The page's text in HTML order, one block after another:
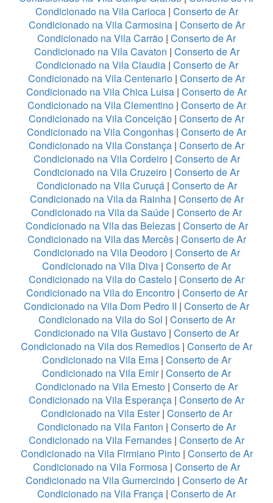
Condicionado na Vila Carioca| Conserto de Ar
Condicionado na Vila Carmosina| Conserto de Ar
Condicionado na Vila Carrão | Conserto de Ar
Condicionado na Vila Cavaton | Conserto de Ar
Condicionado na Vila Claudia| Conserto de Ar
Condicionado na Vila Centenario | Conserto de Ar
Condicionado na Vila Chica Luisa | Conserto de Ar
Condicionado na Vila Clementino| Conserto de Ar
Condicionado na Vila Conceição | Conserto de Ar
Condicionado na Vila Congonhas | Conserto de Ar
Condicionado na Vila Constança | Conserto de Ar
Condicionado na Vila Cordeiro| Conserto de Ar
Condicionado na Vila Cruzeiro | Conserto de Ar
Condicionado na Vila Curuçá | Conserto de Ar
Condicionado na Vila da Rainha | Conserto de Ar
Condicionado na Vila da Saúde | Conserto de Ar
Condicionado na Vila das Belezas| Conserto de Ar
Condicionado na Vila das Mercês| Conserto de Ar
Condicionado na Vila Deodoro| Conserto de Ar
Condicionado na Vila Diva | Conserto de Ar
Condicionado na Vila do Castelo | Conserto de Ar
Condicionado na Vila do Encontro| Conserto de Ar
Condicionado na Vila Dom Pedro II | Conserto de Ar
Condicionado na Vila do Sol | Conserto de Ar
Condicionado na Vila Gustavo | Conserto de Ar
Condicionado na Vila dos Remedios | Conserto de Ar
Condicionado na Vila Ema | Conserto de Ar
Condicionado na Vila Emir| Conserto de Ar
Condicionado na Vila Ernesto | Conserto de Ar
Condicionado na Vila Esperança | Conserto de Ar
Condicionado na Vila Ester| Conserto de Ar
Condicionado na Vila Fanton | Conserto de Ar
Condicionado na Vila Fernandes | Conserto de Ar
Condicionado na Vila Firmiano Pinto| Conserto de Ar
Condicionado na Vila Formosa | Conserto de Ar
Condicionado na Vila Gumercindo | Conserto de Ar
Condicionado na Vila França | Conserto de Ar